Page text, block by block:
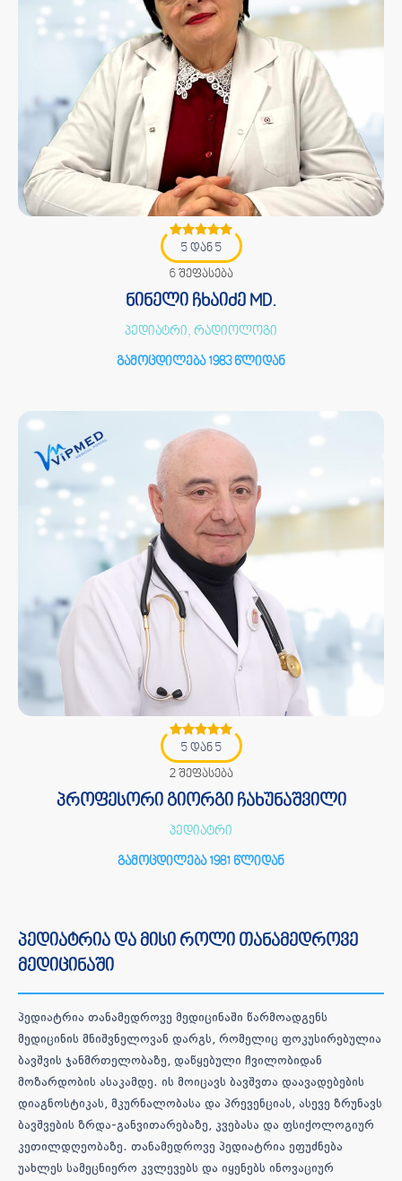
5 დან 5
6 შეფასება
ნინელი ჩხაიძე MD.
პედიატრი, რადიოლოგი
გამოცდილება 1983 წლიდან
5 დან 5
2 შეფასება
პროფესორი გიორგი ჩახუნაშვილი
პედიატრი
გამოცდილება 1981 წლიდან
პედიატრია და მისი როლი თანამედროვე
მედიცინაში
პედიატრია თანამედროვე მედიცინაში წარმოადგენს
მედიცინის მნიშვნელოვან დარგს, რომელიც ფოკუსირებულია
ბავშვის ჯანმრთელობაზე, დაწყებული ჩვილობიდან
მოზარდობის ასაკამდე. ის მოიცავს ბავშვთა დაავადებების
დიაგნოსტიკას, მკურნალობასა და პრევენციას, ასევე ზრუნავს
ბავშვების ზრდა-განვითარებაზე, კვებასა და ფსიქოლოგიურ
კეთილდღეობაზე. თანამედროვე პედიატრია ეფუძნება
უახლეს სამეცნიერო კვლევებს და იყენებს ინოვაციურ